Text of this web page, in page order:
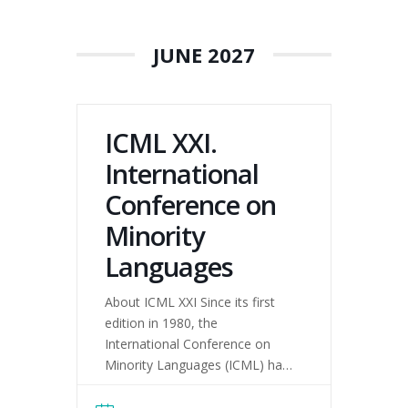
JUNE 2027
ICML XXI.
International
Conference on
Minority
Languages
About ICML XXI Since its first
edition in 1980, the
International Conference on
Minority Languages (ICML) has